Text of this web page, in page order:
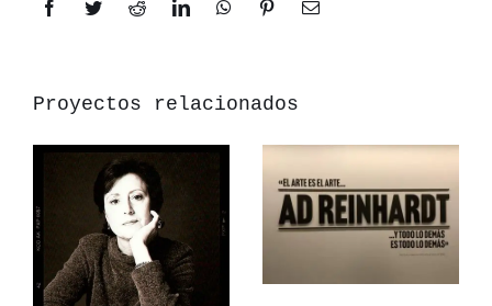
FacebookTwitterRedditLinkedInWhatsAppPinterestCorreo
Proyectos relacionados